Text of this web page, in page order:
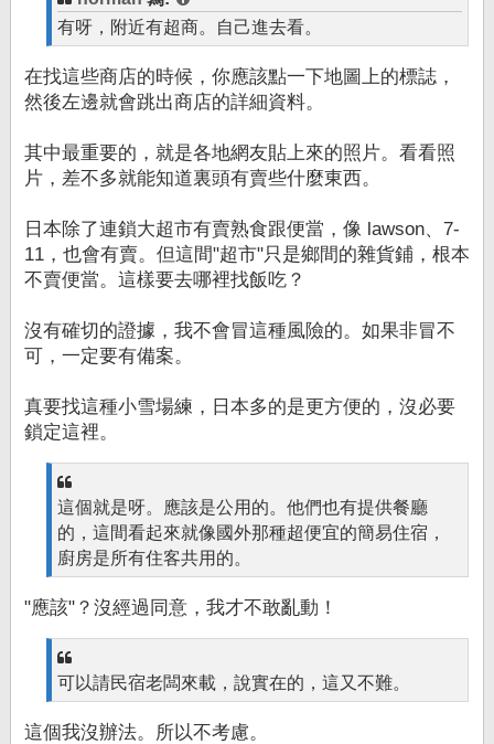
有呀，附近有超商。自己進去看。
在找這些商店的時候，你應該點一下地圖上的標誌，
然後左邊就會跳出商店的詳細資料。
其中最重要的，就是各地網友貼上來的照片。看看照
片，差不多就能知道裏頭有賣些什麼東西。
日本除了連鎖大超市有賣熟食跟便當，像 lawson、7-
11，也會有賣。但這間"超市"只是鄉間的雜貨鋪，根本
不賣便當。這樣要去哪裡找飯吃？
沒有確切的證據，我不會冒這種風險的。如果非冒不
可，一定要有備案。
真要找這種小雪場練，日本多的是更方便的，沒必要
鎖定這裡。
這個就是呀。應該是公用的。他們也有提供餐廳
的，這間看起來就像國外那種超便宜的簡易住宿，
廚房是所有住客共用的。
"應該"？沒經過同意，我才不敢亂動！
可以請民宿老闆來載，說實在的，這又不難。
這個我沒辦法。所以不考慮。